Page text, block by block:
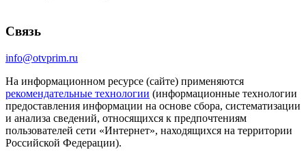
Связь
info@otvprim.ru
На информационном ресурсе (сайте) применяются
рекомендательные технологии (информационные технологии
предоставления информации на основе сбора, систематизации
и анализа сведений, относящихся к предпочтениям
пользователей сети «Интернет», находящихся на территории
Российской Федерации).